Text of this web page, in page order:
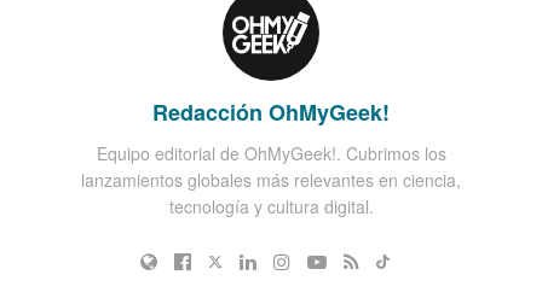
Redacción OhMyGeek!
Equipo editorial de OhMyGeek!. Cubrimos los
lanzamientos globales más relevantes en ciencia,
tecnología y cultura digital.